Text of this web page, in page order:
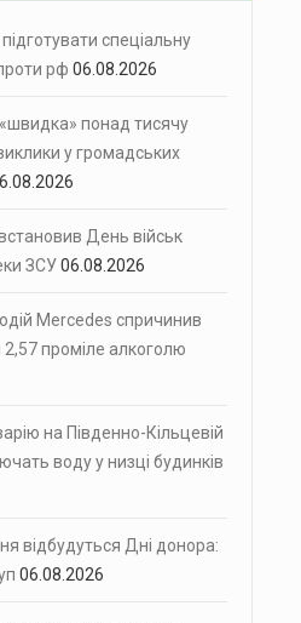
спеціальну
рф 06.08.2026
понад тисячу
у громадських
День військ
ЗСУ06.08.2026
Mercedes спричинив
проміле алкоголю
на Південно-Кільцевій
воду у низці будинків
відбудуться Дні донора:
06.08.2026